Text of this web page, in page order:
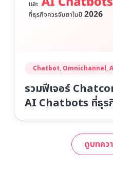
Chatbot, Omnichannel,
รวมฟีเจอร์
AI Chatbots ที่ธุร
ดูบทคว